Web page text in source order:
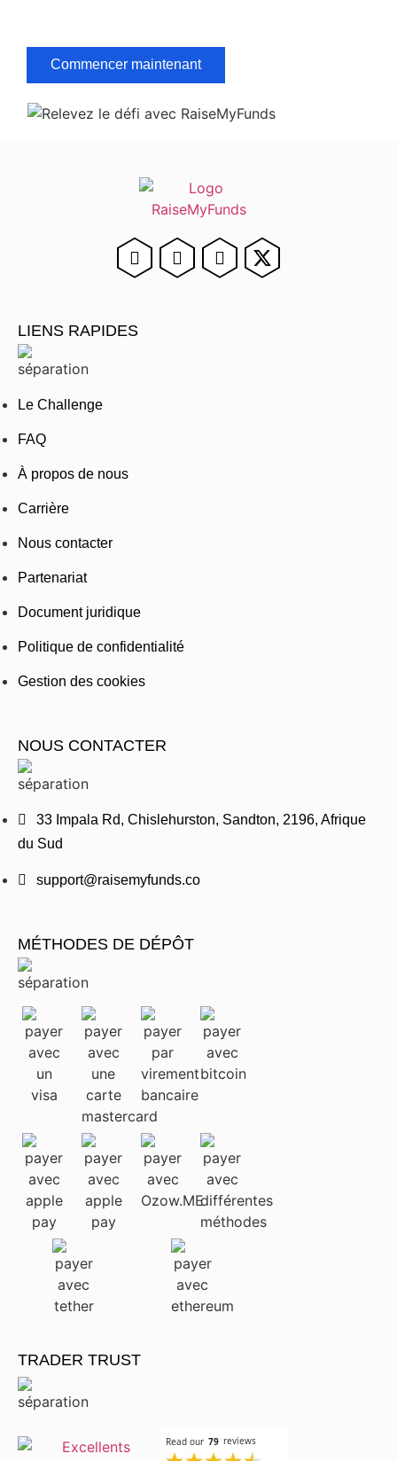
Commencer maintenant
LIENS RAPIDES
Le Challenge
FAQ
À propos de nous
Carrière
Nous contacter
Partenariat
Document juridique
Politique de confidentialité
Gestion des cookies
NOUS CONTACTER
33 Impala Rd, Chislehurston, Sandton, 2196, Afrique
du Sud
support@raisemyfunds.co
MÉTHODES DE DÉPÔT
TRADER TRUST